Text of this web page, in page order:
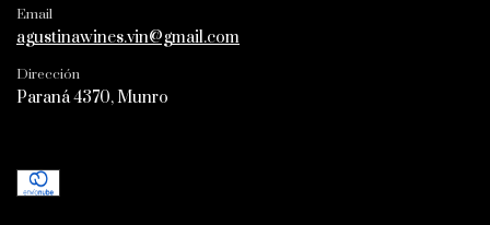
Email
agustinawines.vin@gmail.com
Dirección
Paraná 4370, Munro